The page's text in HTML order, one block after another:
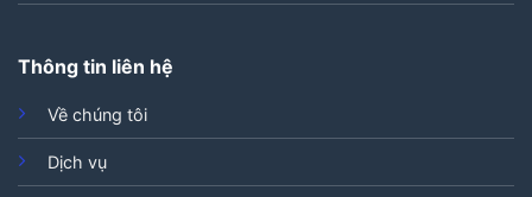
Thông tin liên hệ
Về chúng tôi
Dịch vụ